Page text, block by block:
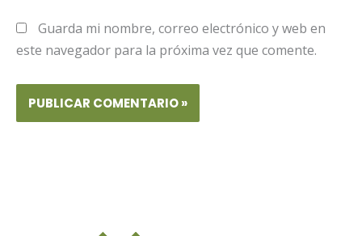
Guarda mi nombre, correo electrónico y web en
este navegador para la próxima vez que comente.